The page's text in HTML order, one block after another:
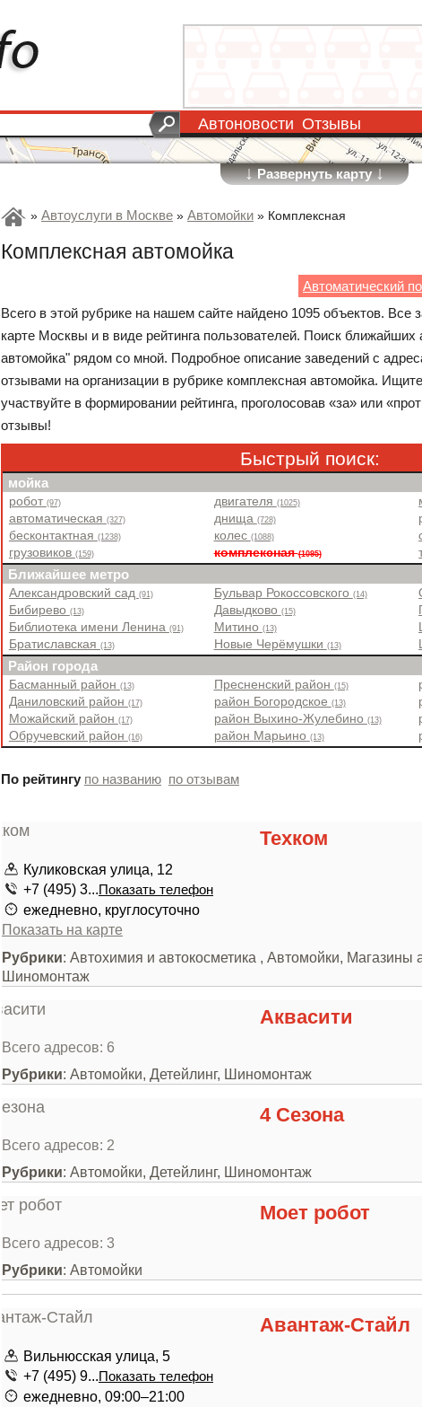
Автоновости Отзывы
↓Развернуть карту↓
» Автоуслуги в Москве » Автомойки » Комплексная
Комплексная автомойка
Автоматический
Всего в этой рубрике на нашем сайте найдено 1095 объектов. Все
карте Москвы и в виде рейтинга пользователей. Поиск ближайших
автомойка" рядом со мной. Подробное описание заведений с
отзывами на организации в рубрике комплексная автомойка.
участвуйте в формировании рейтинга, проголосовав «за» или
отзывы!
Быстрый поиск:
мойка
робот (97)
автоматическая (327)
бесконтактная (1238)
грузовиков (159)
двигателя (1025)
днища (728)
колес (1088)
комплексная(1095)
Ближайшее метро
Александровский сад (91)
Бибирево (13)
Библиотека имени Ленина (91)
Братиславская (13)
Бульвар Рокоссовского (14)
Давыдково (15)
Митино (13)
Новые Черёмушки (13)
Район города
Басманный район (13)
Даниловский район (17)
Можайский район (17)
Обручевский район (16)
Пресненский район (15)
район Богородское (13)
район Выхино-Жулебино (13)
район Марьино (13)
По рейтингу по названию по отзывам
Техком
Куликовская улица, 12
+7 (495) 3...Показать телефон
ежедневно, круглосуточно
Показать на карте
Рубрики: Автохимия и автокосметика , Автомойки, Магазины
Шиномонтаж
Аквасити
Всего адресов: 6
Рубрики: Автомойки, Детейлинг, Шиномонтаж
4 Сезона
Всего адресов: 2
Рубрики: Автомойки, Детейлинг, Шиномонтаж
Моет робот
Всего адресов: 3
Рубрики: Автомойки
Авантаж-Стайл
Вильнюсская улица, 5
+7 (495) 9...Показать телефон
ежедневно, 09:00–21:00